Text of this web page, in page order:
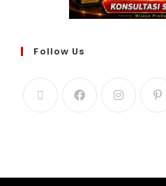
Follow Us